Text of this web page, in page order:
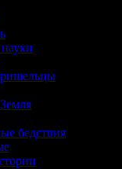
бедствия